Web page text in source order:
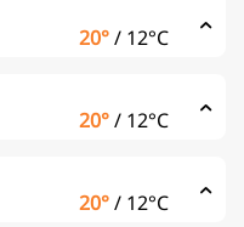
20°/ 12°C
20°/ 12°C
20°/ 12°C